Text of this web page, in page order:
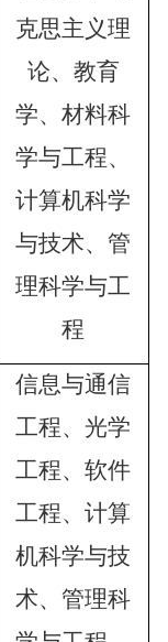
克思主义理
论、教育
学、材料科
学与工程、
计算机科学
与技术、管
理科学与工
程
信息与通信
工程、光学
工程、软件
工程、计算
机科学与技
术、管理科